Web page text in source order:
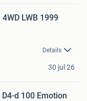
LWB 1999
Details
30 jul 26
d 100 Emotion